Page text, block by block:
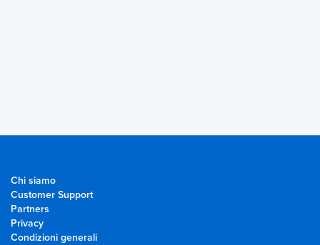
Chi siamo
Customer Support
Partners
Privacy
Condizioni generali